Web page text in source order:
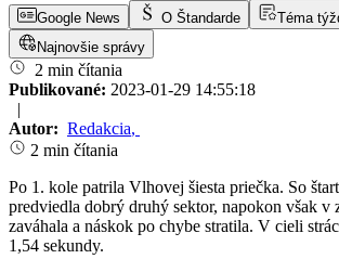
Google News O Štandarde
Téma
Najnovšie správy
2 min čítania
Publikované: 2023-01-29 14:55:18
|
Autor: Redakcia,
2 min čítania
Po 1. kole patrila Vlhovej šiesta priečka. So
predviedla dobrý druhý sektor, napokon však v
zaváhala a náskok po chybe stratila. V cieli
1,54 sekundy.